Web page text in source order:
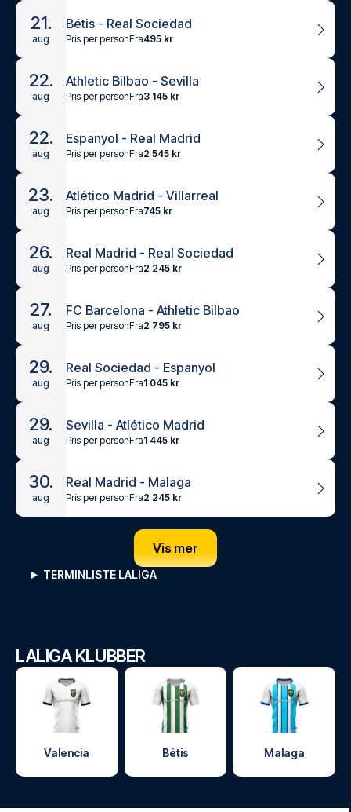
21.
aug
Bétis - Real Sociedad
Pris per personFra495 kr
22.
aug
Athletic Bilbao - Sevilla
Pris per personFra3 145 kr
22.
aug
Espanyol - Real Madrid
Pris per personFra2 545 kr
23.
aug
Atlético Madrid - Villarreal
Pris per personFra745 kr
26.
aug
Real Madrid - Real Sociedad
Pris per personFra2 245 kr
27.
aug
FC Barcelona - Athletic Bilbao
Pris per personFra2 795 kr
29.
aug
Real Sociedad - Espanyol
Pris per personFra1 045 kr
29.
aug
Sevilla - Atlético Madrid
Pris per personFra1 445 kr
30.
aug
Real Madrid - Malaga
Pris per personFra2 245 kr
Vis mer
TERMINLISTE LALIGA
LALIGA KLUBBER
Valencia Bétis Malaga